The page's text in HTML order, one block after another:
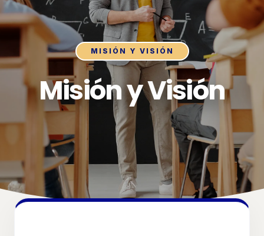
MISIÓN Y VISIÓN
Misión y Visión